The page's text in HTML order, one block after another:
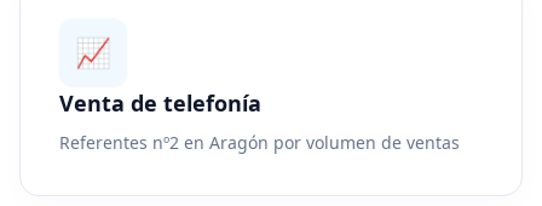
📈
Venta de telefonía
Referentes nº2 en Aragón por volumen de ventas